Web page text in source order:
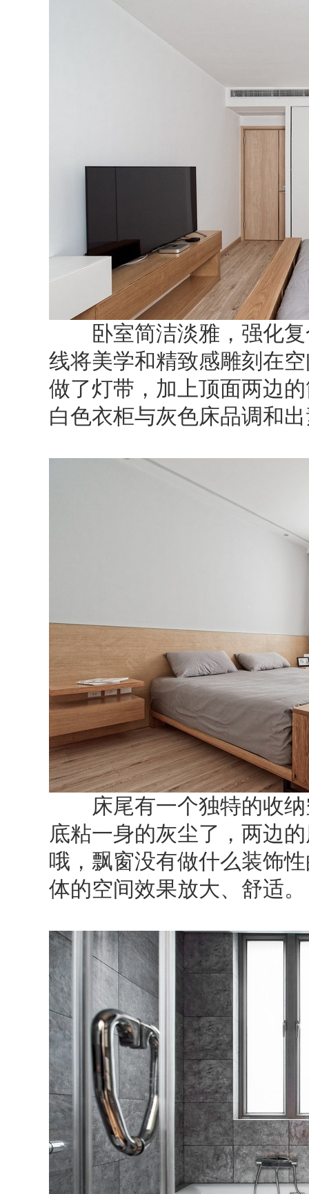
卧室简洁淡雅，强化复
线将美学和精致感雕刻在
做了灯带，加上顶面两边
白色衣柜与灰色床品调和
床尾有一个独特的收纳
底粘一身的灰尘了，两边
哦，飘窗没有做什么装饰
体的空间效果放大、舒适。